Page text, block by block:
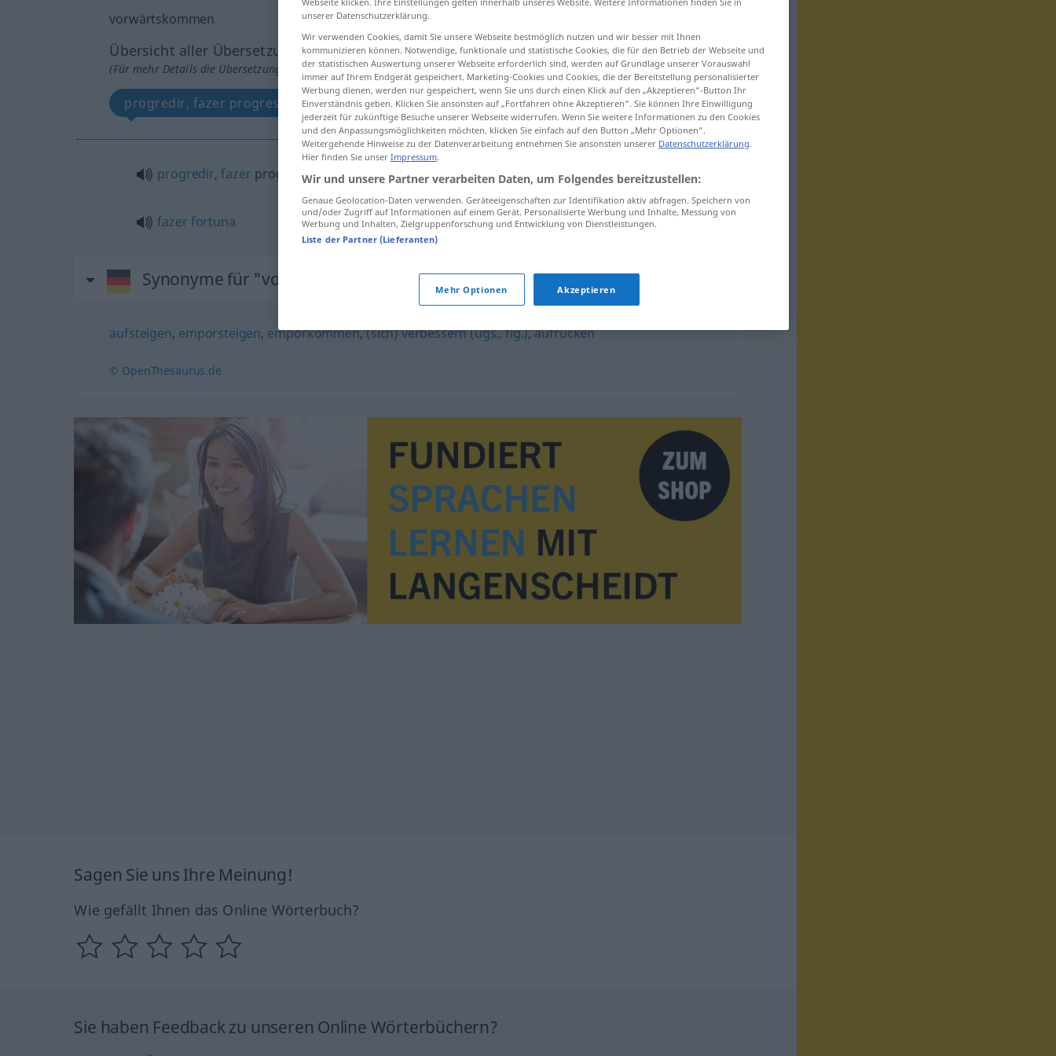
vorwärtskommen
Übersicht aller Übersetzungen
(Für mehr Details die Übersetzung anklicken/antippen)
progredir, fazer progressos, fazer fortuna
progredir,fazer progressos vorwärtskommena.
fazer fortuna vorwärtskommenjemanda.
Synonyme für "vorwärtskommen"
aufsteigen, emporsteigen, emporkommen,(sich) verbessern (ugs., fig.),aufrücken
© OpenThesaurus.de
Sagen Sie uns Ihre Meinung!
Wie gefällt Ihnen das Online Wörterbuch?
Sie haben Feedback zu unseren Online Wörterbüchern?
unserer Datenschutzerklärung.
Wir verwenden Cookies, damit Sie unsere Webseite bestmöglich nutzen und wir besser mit Ihnen
kommunizieren können. Notwendige, funktionale und statistische Cookies, die für den Betrieb der Webseite und
der statistischen Auswertung unserer Webseite erforderlich sind, werden auf Grundlage unserer Vorauswahl
immer auf Ihrem Endgerät gespeichert. Marketing-Cookies und Cookies, die der Bereitstellung personalisierter
Werbung dienen, werden nur gespeichert, wenn Sie uns durch einen Klick auf den „Akzeptieren“-Button Ihr
Einverständnis geben. Klicken Sie ansonsten auf „Fortfahren ohne Akzeptieren“. Sie können Ihre Einwilligung
jederzeit für zukünftige Besuche unserer Webseite widerrufen. Wenn Sie weitere Informationen zu den Cookies
und den Anpassungsmöglichkeiten möchten, klicken Sie einfach auf den Button „Mehr Optionen“.
Weitergehende Hinweise zu der Datenverarbeitung entnehmen Sie ansonsten unserer Datenschutzerklärung.
Hier finden Sie unser Impressum.
Wir und unsere Partner verarbeiten Daten, um Folgendes bereitzustellen:
Genaue Geolocation-Daten verwenden. Geräteeigenschaften zur Identifikation aktiv abfragen. Speichern von
und/oder Zugriff auf Informationen auf einem Gerät. Personalisierte Werbung und Inhalte, Messung von
Werbung und Inhalten, Zielgruppenforschung und Entwicklung von Dienstleistungen.
Liste der Partner (Lieferanten)
Mehr Optionen Akzeptieren